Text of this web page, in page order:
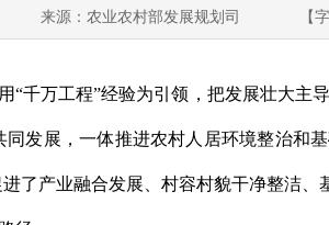
来源：农业农村部发展规划司 【
“千万工程”经验为引领 ， 把发展壮大主
同发展，一体推进农村人居环境整治和
进了产业融合发展 、村容村貌干净整洁、